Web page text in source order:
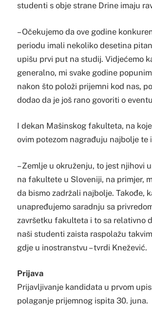
studenti s obje strane Drine imaju
– Očekujemo da ove godine
periodu imali nekoliko desetina
upišu prvi put na studij. Vidjećemo
generalno, mi svake godine
nakon što položi prijemni kod nas,
dodao da je još rano govoriti o
I dekan Mašinskog fakulteta, na
ovim potezom nagrađuju najbolje
– Zemlje u okruženju, to jest njihovi
na fakultete u Sloveniji, na primjer,
da bismo zadržali najbolje. Takođe,
unapređujemo saradnju sa
završetku fakulteta i to sa relativno
naši studenti zaista raspolažu
gdje u inostranstvu – tvrdi Knežević.
Prijava
Prijavljivanje kandidata u prvom
polaganje prijemnog ispita 30. juna.